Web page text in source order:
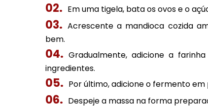
Em uma tigela, bata os ovos e o
Acrescente a mandioca cozida
bem.
Gradualmente, adicione a
ingredientes.
Por último, adicione o fermento
Despeje a massa na forma